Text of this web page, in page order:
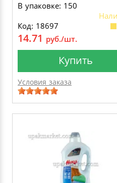
КУРЬЕРСКИЕ И
ФЛОРЕАЛЬ
СИНЕРГЕТИК
АВТОХИМИЯ
В упаковке: 150
Код: 18697
14.71 руб./шт.
Купить
Условия заказа